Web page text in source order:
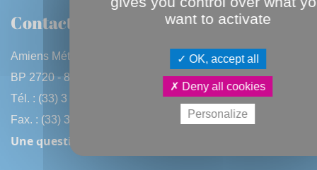
Contactez-nous
Amiens Métropole
BP 2720 - 80027 Amiens CEDEX
Tél. : (33) 3 22 97 40 40
Fax. : (33) 3 22 97 42 53
Une question, une remarque ? Contactez-nous !
want to activate
OK, accept all
Deny all cookies
Personalize